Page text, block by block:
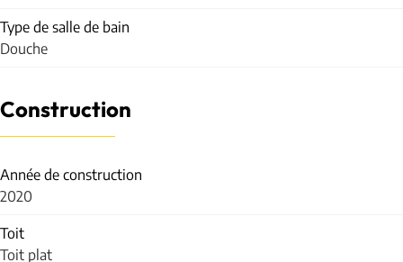
Type de salle de bain
Douche
Construction
Année de construction
2020
Toit
Toit plat